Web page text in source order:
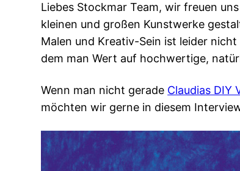
Liebes Stockmar Team, wir freuen
kleinen und großen Kunstwerke
Malen und Kreativ-Sein ist leider
dem man Wert auf hochwertige,
Wenn man nicht gerade Claudias DIY
möchten wir gerne in diesem